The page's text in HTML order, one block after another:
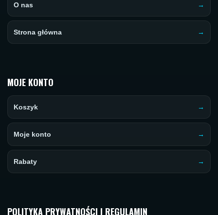
O nas
Strona główna
MOJE KONTO
Koszyk
Moje konto
Rabaty
POLITYKA PRYWATNOŚCI I REGULAMIN